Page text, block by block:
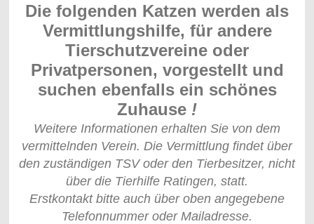
Die folgenden Katzen werden als
Vermittlungshilfe, für andere
Tierschutzvereine oder
Privatpersonen, vorgestellt und
suchen ebenfalls ein schönes
Zuhause !
Weitere Informationen erhalten Sie von dem
vermittelnden Verein. Die Vermittlung findet über
den zuständigen TSV oder den Tierbesitzer, nicht
über die Tierhilfe Ratingen, statt.
Erstkontakt bitte auch über oben angegebene
Telefonnummer oder Mailadresse.